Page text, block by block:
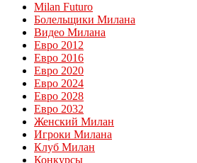
Milan Futuro
Болельщики Милана
Видео Милана
Евро 2012
Евро 2016
Евро 2020
Евро 2024
Евро 2028
Евро 2032
Женский Милан
Игроки Милана
Клуб Милан
Конкурсы